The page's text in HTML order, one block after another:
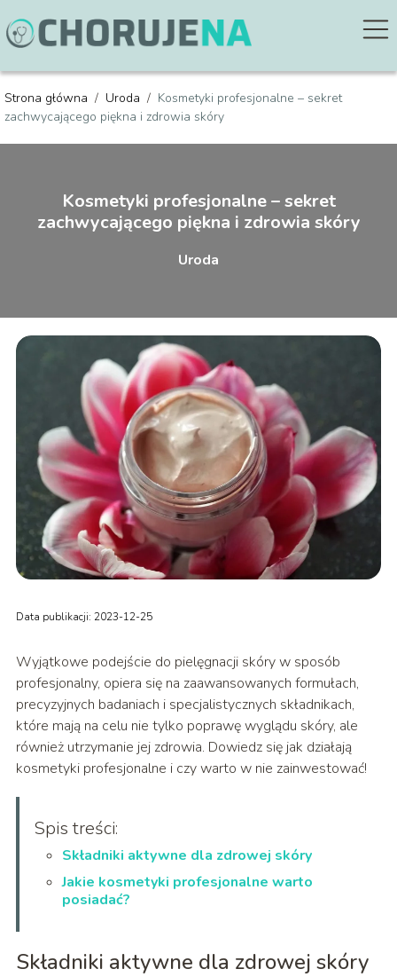
Strona główna / Uroda / Kosmetyki profesjonalne – sekret
zachwycającego piękna i zdrowia skóry
Kosmetyki profesjonalne – sekret
zachwycającego piękna i zdrowia skóry
Uroda
Data publikacji: 2023-12-25
Wyjątkowe podejście do pielęgnacji skóry w sposób
profesjonalny, opiera się na zaawansowanych formułach,
precyzyjnych badaniach i specjalistycznych składnikach,
które mają na celu nie tylko poprawę wyglądu skóry, ale
również utrzymanie jej zdrowia. Dowiedz się jak działają
kosmetyki profesjonalne i czy warto w nie zainwestować!
Spis treści:
Składniki aktywne dla zdrowej skóry
Jakie kosmetyki profesjonalne warto
posiadać?
Składniki aktywne dla zdrowej skóry